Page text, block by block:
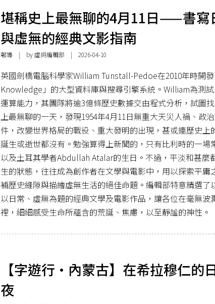
堪稱史上最無聊的4月11日——書寫
與虛無的經典文影指南
報導 | by 虛詞編輯部 | 2026-04-10
英國劍橋電腦科學家William Tunstall-Pedoe在2010年時開
Knowledge」的大型資料庫與搜尋引擎系統。William為測
運算能力，其團隊將逾3億條歷史數據交由程式分析，試圖
上最無聊的一天，發現1954年4月11日無重大天災人禍、政
件，改變世界格局的戰役、重大發明的出現，甚或連歷史上
誕生或逝世都沒有。勉強算得上新聞的，只有比利時的一場
以及土耳其學者Abdullah Atalar的生日。不過，平淡和甚麼
生的狀態，往往成為創作者在文學與電影中，用以探索平庸
補歷史縫隙與描繪虛無生活的絕佳命題。編輯部特意精選了
以日常、虛無為題的經典文學及電影作品，讓各位在毫無波
裡，細細感受生命所蘊含的荒誕、焦慮，以至靜謐的神性。
【字遊行·內蒙古】在希拉穆仁的
夜